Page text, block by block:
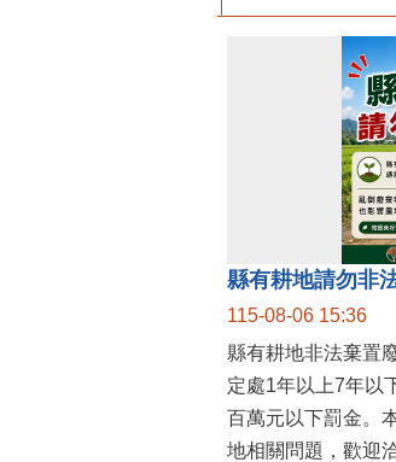
縣有耕地請勿非
115-08-06 15:36
縣有耕地非法棄置
定處1年以上7年以
百萬元以下罰金。
地相關問題，歡迎